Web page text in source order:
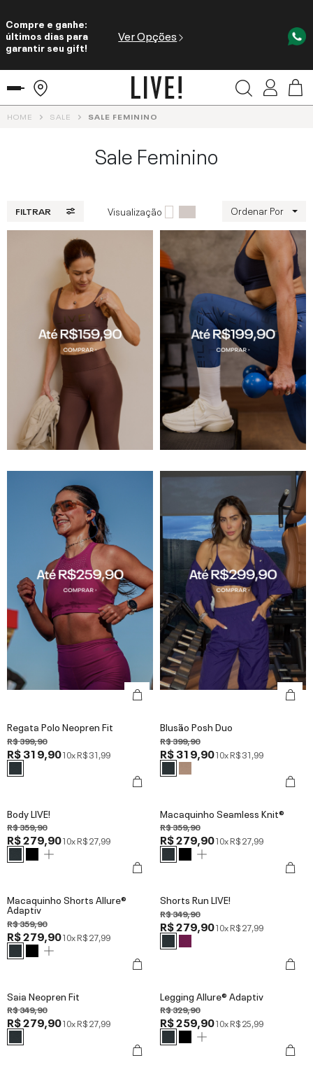
Compre e ganhe:
últimos dias para
garantir seu gift!
Ver Opções
HOME SALE SALE FEMININO
Sale Feminino
FILTRAR Visualização Ordenar Por
Regata Polo Neopren Fit
R$ 399,90
R$ 319,9010xR$ 31,99
Blusão Posh Duo
R$ 399,90
R$ 319,9010xR$ 31,99
Body LIVE!
R$ 359,90
R$ 279,9010xR$ 27,99
Macaquinho Seamless Knit®
R$ 359,90
R$ 279,9010xR$ 27,99
Macaquinho Shorts Allure®
Adaptiv
R$ 359,90
R$ 279,9010xR$ 27,99
Shorts Run LIVE!
R$ 349,90
R$ 279,9010xR$ 27,99
Saia Neopren Fit
R$ 349,90
R$ 279,9010xR$ 27,99
Legging Allure® Adaptiv
R$ 329,90
R$ 259,9010xR$ 25,99